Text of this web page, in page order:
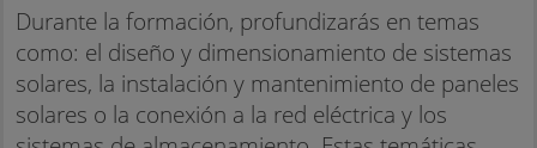
Durante la formación, profundizarás en temas
como: el diseño y dimensionamiento de sistemas
solares, la instalación y mantenimiento de paneles
solares o la conexión a la red eléctrica y los